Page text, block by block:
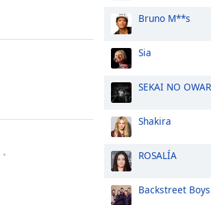
Bruno M**s
Sia
SEKAI NO
Shakira
ROSALÍA
Backstreet Boys